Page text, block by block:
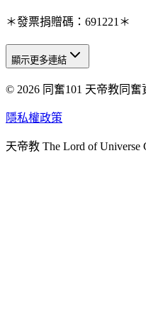
＊發票捐贈碼：691221＊
天人研究總院
天人研究學院
天人炁功院
顯示更多連結
© 2026 同奮101 天帝教同奮
隱私權政策
天帝教 The Lord of Universe